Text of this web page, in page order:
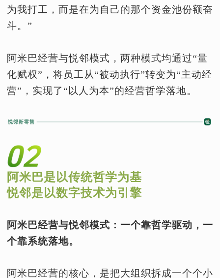
为我打工，而是在为自己的那个资金池份额奋
斗。”
阿米巴经营与悦邻模式，两种模式均通过“量
化赋权”，将员工从“被动执行”转变为“主动经
营”，实现了“以人为本”的经营哲学落地。
阿米巴是以传统哲学为基
悦邻是以数字技术为引擎
阿米巴经营与悦邻模式：一个靠哲学驱动，一
个靠系统落地。
阿米巴经营的核心，是把大组织拆成一个个小